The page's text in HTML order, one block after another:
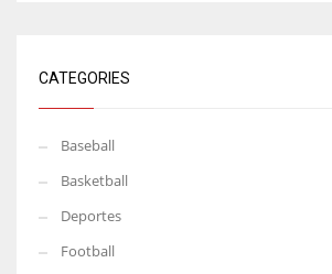
CATEGORIES
Baseball
Basketball
Deportes
Football